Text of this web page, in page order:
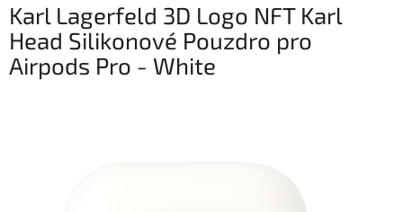
Karl Lagerfeld 3D Logo NFT Karl
Head Silikonové Pouzdro pro
Airpods Pro - White